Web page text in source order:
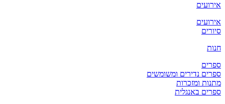
אירועים
אירועים
סיורים
חנות
ספרים
ספרים נדירים ומשומשים
מתנות ומזכרות
ספרים באנגלית